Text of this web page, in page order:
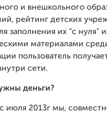
и внешкольного
рейтинг детских
заполнения их “с
материалами
пользователь
сети.
деньги?
июля 2013г мы,